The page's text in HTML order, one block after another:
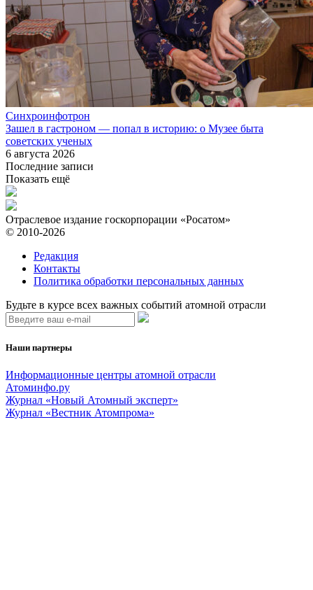
Синхроинфотрон
Зашел в гастроном — попал в историю: о Музее быта
советских ученых
6 августа 2026
Последние записи
Показать ещё
Отраслевое издание госкорпорации «Росатом»
© 2010-2026
Редакция
Контакты
Политика обработки персональных данных
Будьте в курсе всех важных событий атомной отрасли
Наши партнеры
Информационные центры атомной отрасли
Атоминфо.ру
Журнал «Новый Атомный эксперт»
Журнал «Вестник Атомпрома»